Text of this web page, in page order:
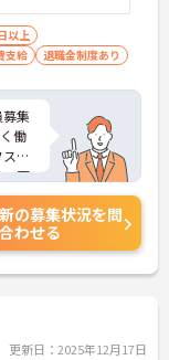
以上
支給 退職金制度あり
集
働
テ
面
で
の募集状況を問
わせる
更新日：2025年12月17日